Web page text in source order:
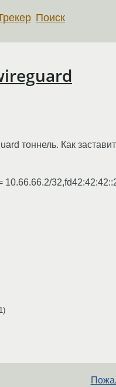
Поиск
тоннель. Как